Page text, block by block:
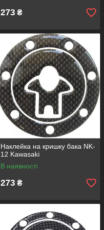
273 ₴
Наклейка на кришку бака NK-
12 Kawasaki
В наявності
273 ₴